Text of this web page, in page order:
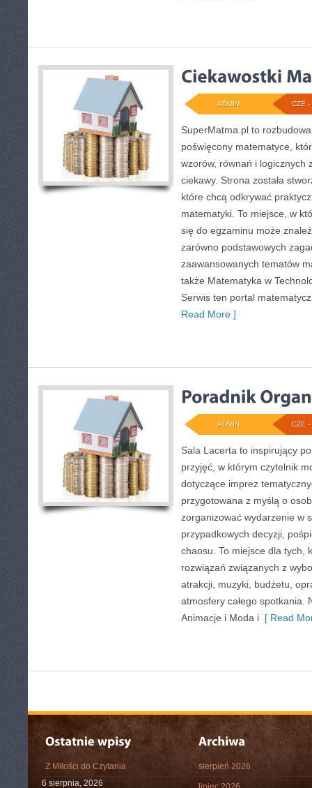
CZE -
ADMIN
SuperMatma.pl to
poświęcony matematyce,
wzorów, równań i logicznych
ciekawy. Strona została
które chcą odkrywać
matematyki. To miejsce, w
się do egzaminu może
zarówno podstawowych
zaawansowanych tematów
także Matematyka w
Serwis ten portal
Read More ]
CZE -
ADMIN
Sala Lacerta to inspirujący
przyjęć, w którym czytelnik
dotyczące imprez
przygotowana z myślą o
zorganizować wydarzenie w
przypadkowych decyzji,
chaosu. To miejsce dla tych,
rozwiązań związanych z
atrakcji, muzyki, budżetu,
atmosfery całego spotkania.
Animacje i Moda i [ Read
Z Miłości do Czytania
6 sierpnia, 2026
sierpień 2026